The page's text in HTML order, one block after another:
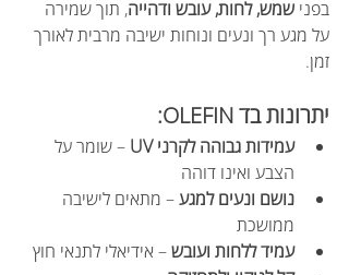
בפני שמש, לחות, עובש ודהייה, תוך שמירה
על מגע רך ונעים ונוחות ישיבה מרבית לאורך
זמן.
יתרונות בד OLEFIN:
עמידות גבוהה לקרני UV
– שומר על
הצבע ואינו דוהה
נושם ונעים למגע – מתאים לישיבה
ממושכת
עמיד ללחות ועובש – אידיאלי לתנאי חוץ